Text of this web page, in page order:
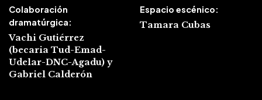
Colaboración
dramatúrgica:
Vachi Gutiérrez
(becaria Tud-Emad-
Udelar-DNC-Agadu) y
Gabriel Calderón
Espacio escénico:
Tamara Cubas